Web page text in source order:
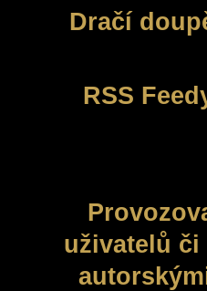
Dračí
RSS
uživatelů či